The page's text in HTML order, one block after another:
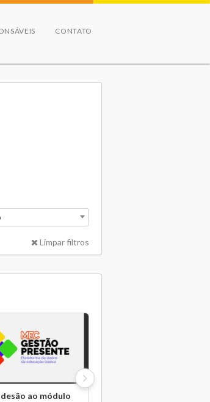
CONTATO
Limpar filtros
ao módulo